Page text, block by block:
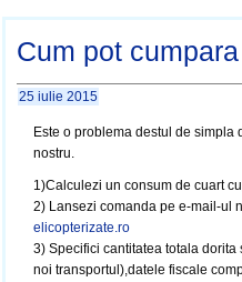
Cum pot
25 iulie 2015
Este o problema destul de simpla
nostru.
1)Calculezi un consum de cuart
2) Lansezi comanda pe e-mail-ul
elicopterizate.ro
3) Specifici cantitatea totala
noi transportul),datele fiscale